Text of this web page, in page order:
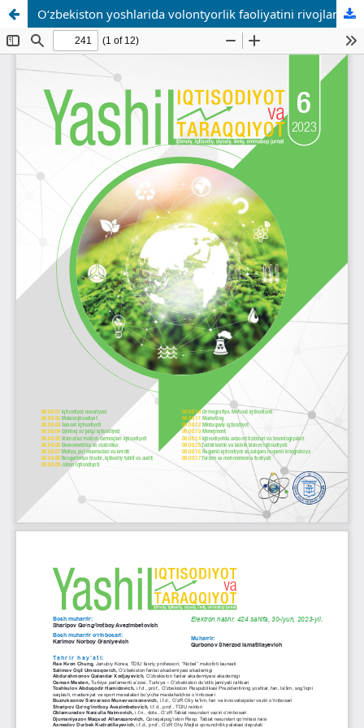
O‘zbekiston yoshlarida volontyorlik faoliyatini rivojlantirishning ijtimoiy-siyosiy va huquqiy mexanizmlari: jahon va mahalliy tajriba